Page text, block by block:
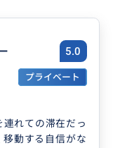
5.0
プライベート
れての滞在だっ
動する自信がな